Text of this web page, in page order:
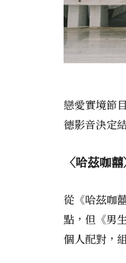
戀愛實境節
德影音決定
〈哈茲咖囍
從《哈茲咖
點，但《男
個人配對，